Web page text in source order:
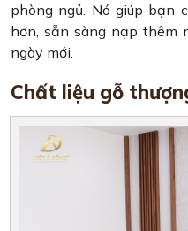
phòng ngủ. Nó giúp bạn
hơn, sẵn sàng nạp thêm
ngày mới.
Chất liệu gỗ